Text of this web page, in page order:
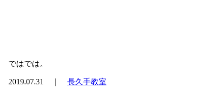
ではでは。
2019.07.31 ｜ 長久手教室